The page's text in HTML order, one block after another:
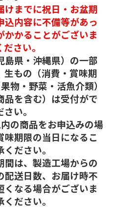
までに祝日・お盆期
込内容に不備等があっ
かかることがございま
さい。
県・沖縄県）の一部
生もの（消費・賞味期
物・野菜・活魚介類）
品を含む）は受付がで
い。
の商品をお申込みの場
期限の当日になるこ
ださい。
は、製造工場からの
配送日数、お届け時不
なる場合がございま
ださい。